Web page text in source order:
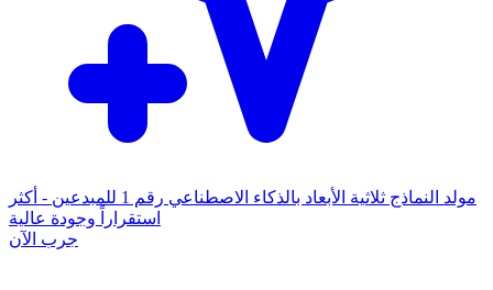
مولد النماذج ثلاثية الأبعاد بالذكاء الاصطناعي رقم 1 للمبدعين - أكثر
استقراراً وجودة عالية
جرب الآن